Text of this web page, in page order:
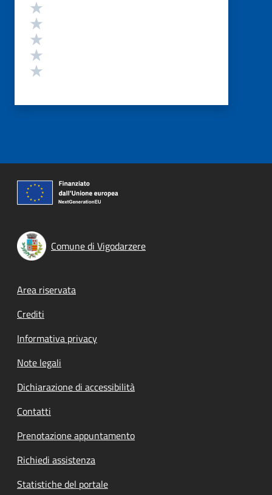
Valutazione
Comune di Vigodarzere
Footer menu
Area riservata
Crediti
Informativa privacy
Note legali
Dichiarazione di accessibilità
Contatti
Prenotazione appuntamento
Richiedi assistenza
Statistiche del portale